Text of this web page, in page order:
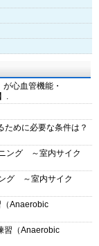
心血管機能・
.
ために必要な条件は？
ング ～室内サイク
グ ～室内サイク
Anaerobic
習（Anaerobic